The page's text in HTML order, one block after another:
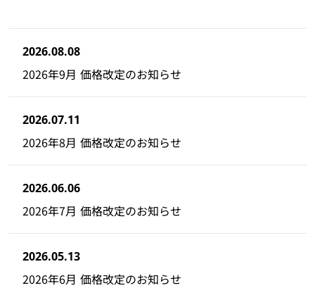
2026.08.08
2026年9月 価格改定のお知らせ
2026.07.11
2026年8月 価格改定のお知らせ
2026.06.06
2026年7月 価格改定のお知らせ
2026.05.13
2026年6月 価格改定のお知らせ